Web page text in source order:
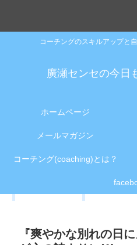
コーチングのスキルアップと
廣瀬センセの今日
ホームページ
メールマガジン
コーチング(coaching)とは？
『爽やかな別れの日